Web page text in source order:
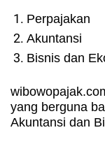
Perpajakan
Akuntansi
Bisnis dan
yang berguna
Akuntansi dan